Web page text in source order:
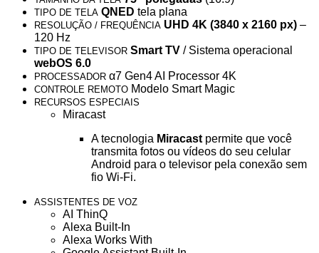
TIPO DE TELA QNED tela plana
RESOLUÇÃO / FREQUÊNCIA UHD 4K (3840 x 2160 px) –
120 Hz
TIPO DE TELEVISOR Smart TV / Sistema operacional
webOS 6.0
PROCESSADOR α7 Gen4 AI Processor 4K
CONTROLE REMOTO Modelo Smart Magic
RECURSOS ESPECIAIS
Miracast
A tecnologia Miracast permite que você
transmita fotos ou vídeos do seu celular
Android para o televisor pela conexão sem
fio Wi-Fi.
ASSISTENTES DE VOZ
AI ThinQ
Alexa Built-In
Alexa Works With